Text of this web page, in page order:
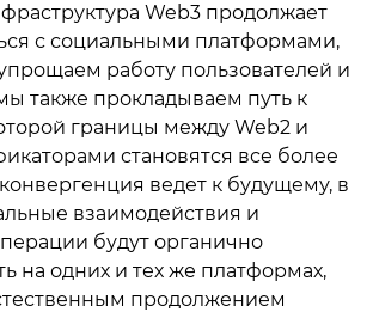
Web3 продолжает
с социальными платформами,
работу пользователей и
также прокладываем путь к
границы между Web2 и
становятся все более
ведет к будущему, в
взаимодействия и
будут органично
на одних и тех же платформах,
продолжением